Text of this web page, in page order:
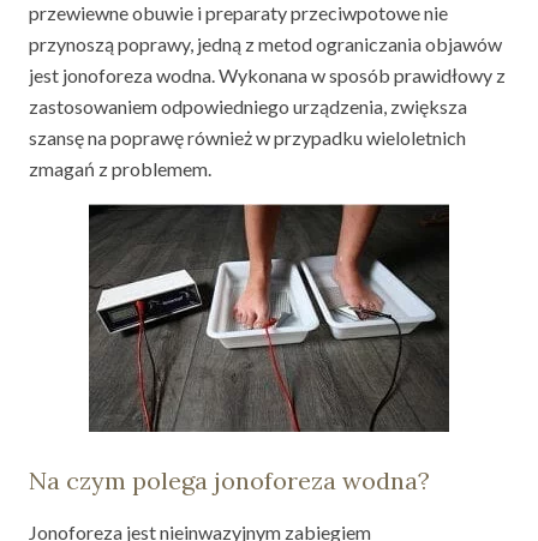
przewiewne obuwie i preparaty przeciwpotowe nie
przynoszą poprawy, jedną z metod ograniczania objawów
jest jonoforeza wodna. Wykonana w sposób prawidłowy z
zastosowaniem odpowiedniego urządzenia, zwiększa
szansę na poprawę również w przypadku wieloletnich
zmagań z problemem.
Na czym polega jonoforeza wodna?
Jonoforeza jest nieinwazyjnym zabiegiem